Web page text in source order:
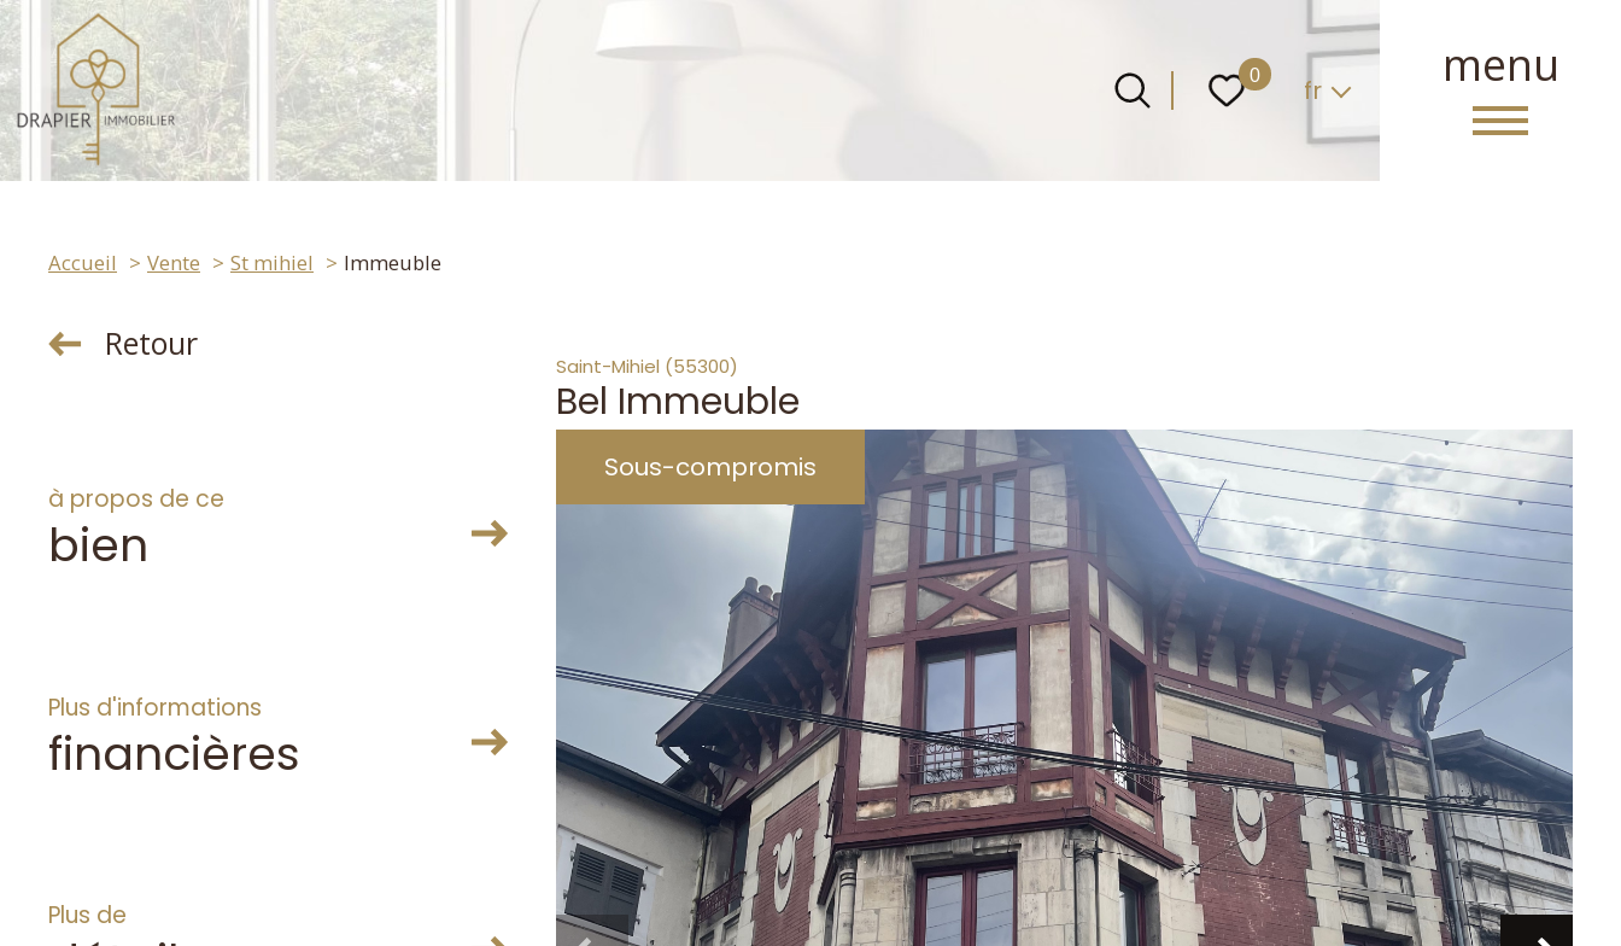
menu
0 Langue
fr
Accueil Vente St mihiel Immeuble
Retour
Saint-Mihiel (55300)
Bel Immeuble
à propos de ce
bien
Plus d'informations
financières
Plus de
Sous-compromis